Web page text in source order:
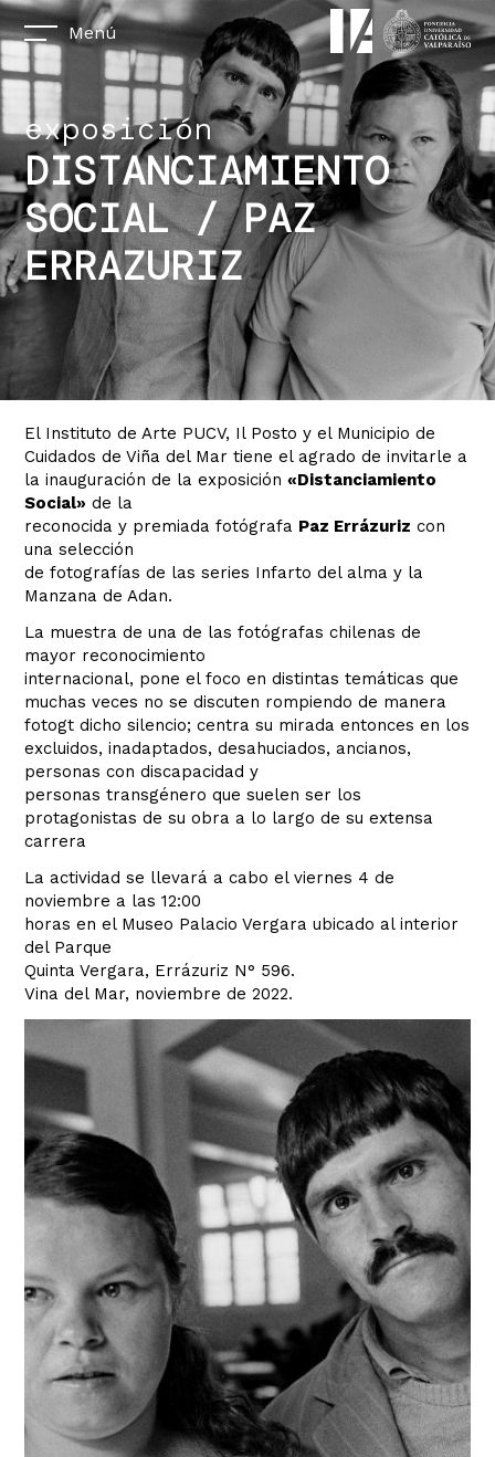
Menú
exposición
DISTANCIAMIENTO
SOCIAL / PAZ
ERRAZURIZ
El Instituto de Arte PUCV, Il Posto y el Municipio de
Cuidados de Viña del Mar tiene el agrado de invitarle a
la inauguración de la exposición«Distanciamiento
Social» de la
reconocida y premiada fotógrafa Paz Errázuriz con
una selección
de fotografías de las series Infarto del alma y la
Manzana de Adan.
La muestra de una de las fotógrafas chilenas de
mayor reconocimiento
internacional, pone el foco en distintas temáticas que
muchas veces no se discuten rompiendo de manera
fotogt dicho silencio; centra su mirada entonces en los
excluidos, inadaptados, desahuciados, ancianos,
personas con discapacidad y
personas transgénero que suelen ser los
protagonistas de su obra a lo largo de su extensa
carrera
La actividad se llevará a cabo el viernes 4 de
noviembre a las 12:00
horas en el Museo Palacio Vergara ubicado al interior
del Parque
Quinta Vergara, Errázuriz N° 596.
Vina del Mar, noviembre de 2022.